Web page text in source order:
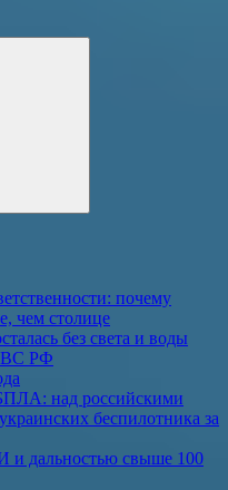
почему
чем столице
без света и воды
ВС РФ
над российскими
беспилотника за
и дальностью свыше 100